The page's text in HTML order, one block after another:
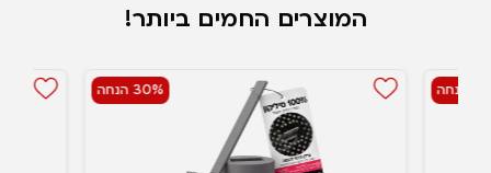
המוצרים החמים ביותר!
30% הנחה